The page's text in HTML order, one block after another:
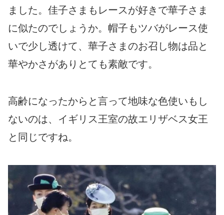
ました。佳子さまもレースが好きで華子さま
に似たのでしょうか。帽子もツバがレース使
いで少し透けて、華子さまのお召し物は品と
華やかさがありとても素敵です。
高齢になったからと言って地味な色使いもし
ないのは、イギリス王室の故エリザベス女王
と同じですね。